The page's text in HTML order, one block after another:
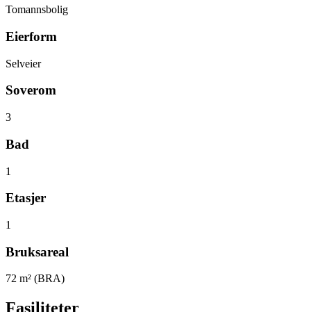
Tomannsbolig
Eierform
Selveier
Soverom
3
Bad
1
Etasjer
1
Bruksareal
72 m² (BRA)
Fasiliteter